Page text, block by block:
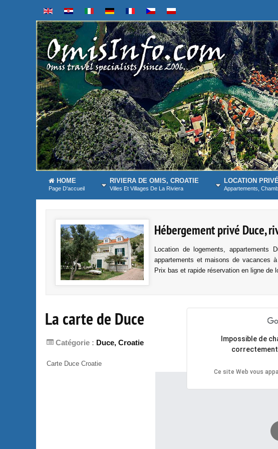
HOME
Page D'accueil
RIVIERA DE OMIS, CROATIE
Villes Et Villages De La Riviera
LOCATION
Appartements,
Hébergement privé Duce,
Location de logements, appartements
appartements et maisons de vacances
Prix bas et rapide réservation en ligne de
La carte de Duce
Catégorie : Duce, Croatie
Carte Duce Croatie
Impossible de
Ce site Web vous